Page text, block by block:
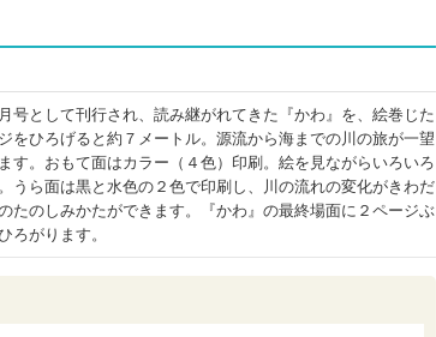
号として刊行され、読み継がれてきた『かわ』を、絵巻じた
をひろげると約７メートル。源流から海までの川の旅が一望
す。おもて面はカラー（４色）印刷。絵を見ながらいろいろ
うら面は黒と水色の２色で印刷し、川の流れの変化がきわだ
たのしみかたができます。『かわ』の最終場面に２ページぶ
ろがります。